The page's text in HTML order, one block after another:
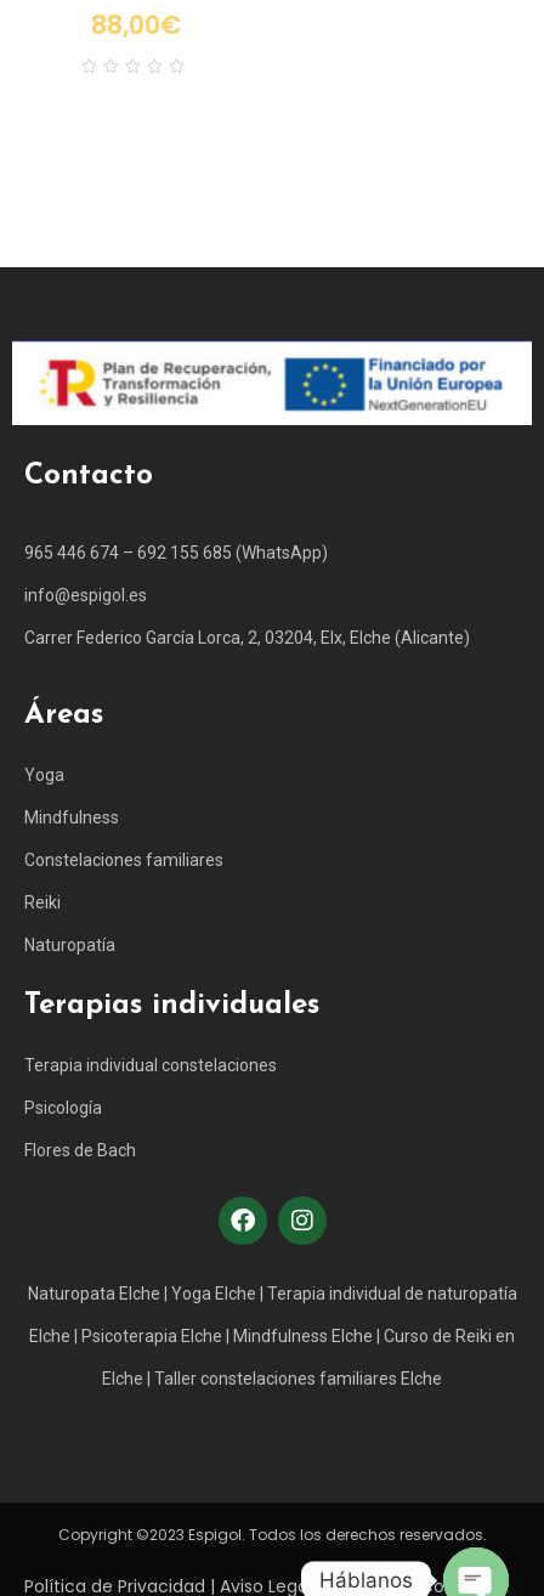
88,00€
Contacto
965 446 674 – 692 155 685 (WhatsApp)
info@espigol.es
Carrer Federico García Lorca, 2, 03204, Elx, Elche (Alicante)
Áreas
Yoga
Mindfulness
Constelaciones familiares
Reiki
Naturopatía
Terapias individuales
Terapia individual constelaciones
Psicología
Flores de Bach
Naturopata Elche Yoga Elche Terapia individual de naturopatía
Elche Psicoterapia Elche Mindfulness Elche Curso de Reiki en
Elche Taller constelaciones familiares Elche
Copyright ©2023 Espigol. Todos los derechos reservados.
Política de Privacidad | Aviso Legal |Política de Cookies |
Háblanos